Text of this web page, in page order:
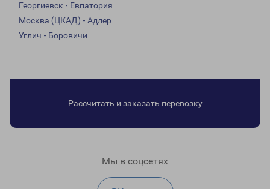
Георгиевск - Евпатория
Москва (ЦКАД) - Адлер
Углич - Боровичи
Рассчитать и заказать перевозку
Мы в соцсетях